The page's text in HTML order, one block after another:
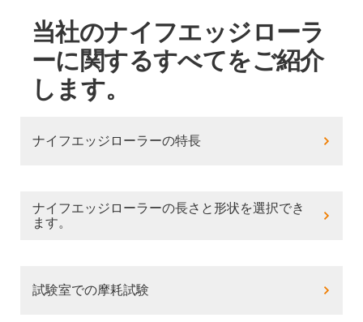
当社のナイフエッジローラ
ーに関するすべてをご紹介
します。
ナイフエッジローラーの特長
ナイフエッジローラーの長さと形状を選択でき
ます。
試験室での摩耗試験